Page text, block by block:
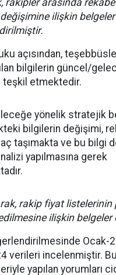
rakipler arasında
ilişkin belgeler
açısından,
bilgilerin güncel/
teşkil etmektedir.
yönelik stratejik
bilgilerin değişimi,
taşımakta ve bu bilgi
yapılmasına gerek
rakip fiyat listelerinin
ilişkin belgeler
Ocak-
verileri incelenmiştir.
yapılan yorumları